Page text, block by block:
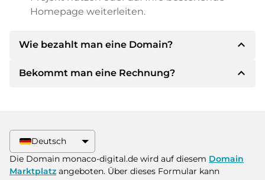
Homepage weiterleiten.
Wie bezahlt man eine Domain? expand_less
Nach einer Einigung wird der Inhaber Ihnen die
Zahlungsmethoden anbieten.
Bitte geben Sie bei der Überweisung immer
den Domainnamen und die
Bekommt man eine Rechnung? expand_less
größeren Kaufpreisen bekommen Sie auf
Wunsch auch einen zusätzlichen Kaufvertrag.
Deutsch
Die Domain monaco-digital.de wird auf diesem Domain
Marktplatz angeboten. Über dieses Formular kann